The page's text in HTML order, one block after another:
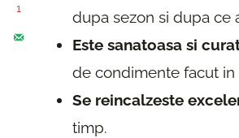
dupa sezon si dupa ce
Este sanatoasa si
de condimente facut in
Se reincalzeste
timp.
1